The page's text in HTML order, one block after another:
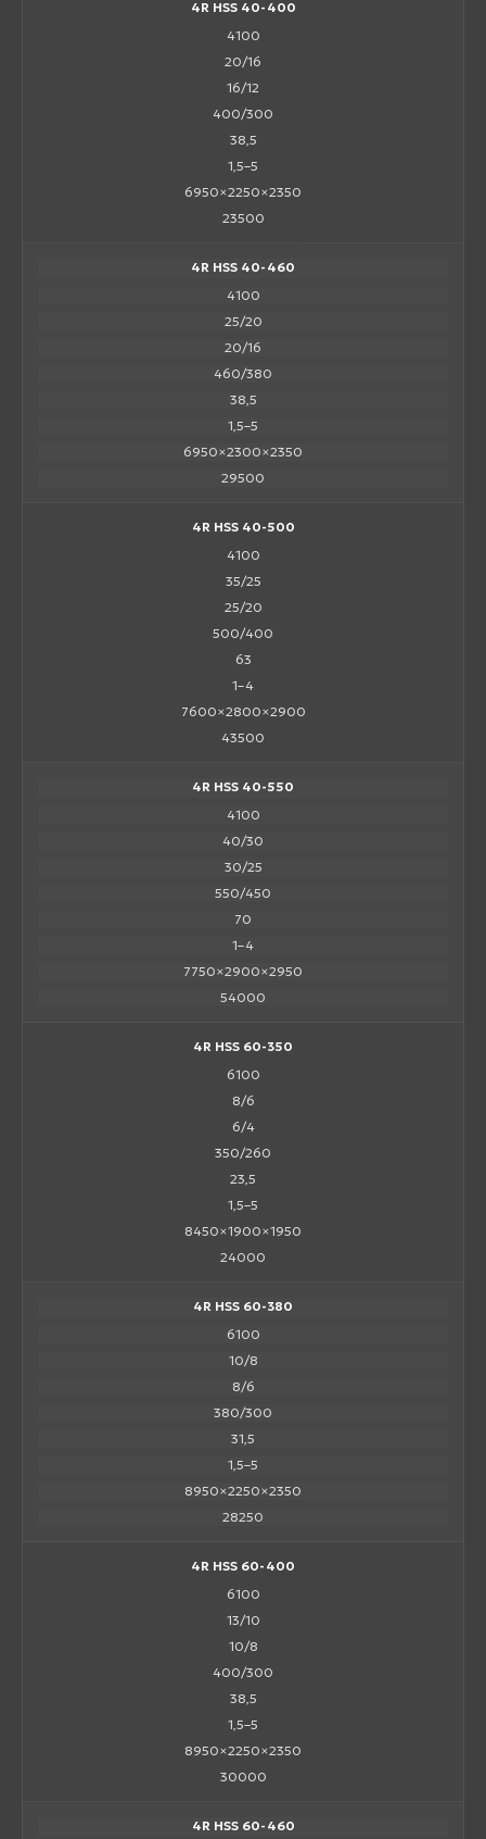
4R HSS 40-400
4100
20/16
16/12
400/300
38,5
1,5–5
6950×2250×2350
23500
4R HSS 40-460
4100
25/20
20/16
460/380
38,5
1,5–5
6950×2300×2350
29500
4R HSS 40-500
4100
35/25
25/20
500/400
63
1–4
7600×2800×2900
43500
4R HSS 40-550
4100
40/30
30/25
550/450
70
1–4
7750×2900×2950
54000
4R HSS 60-350
6100
8/6
6/4
350/260
23,5
1,5–5
8450×1900×1950
24000
4R HSS 60-380
6100
10/8
8/6
380/300
31,5
1,5–5
8950×2250×2350
28250
4R HSS 60-400
6100
13/10
10/8
400/300
38,5
1,5–5
8950×2250×2350
30000
4R HSS 60-460